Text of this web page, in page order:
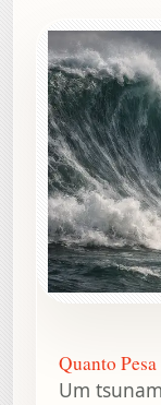
Quanto
Um